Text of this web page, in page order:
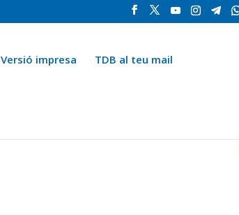
Versió impresa TDB al teu mail